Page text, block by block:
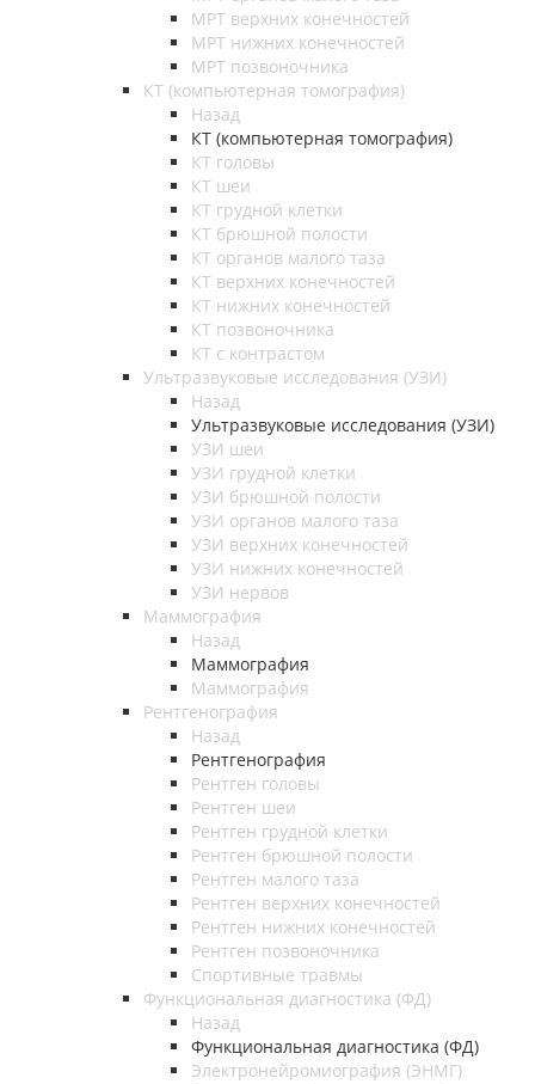
МРТ верхних конечностей
МРТ нижних конечностей
МРТ позвоночника
КТ (компьютерная томография)
Назад
КТ (компьютерная томография)
КТ головы
КТ шеи
КТ грудной клетки
КТ брюшной полости
КТ органов малого таза
КТ верхних конечностей
КТ нижних конечностей
КТ позвоночника
КТ с контрастом
Ультразвуковые исследования (УЗИ)
Назад
Ультразвуковые исследования (УЗИ)
УЗИ шеи
УЗИ грудной клетки
УЗИ брюшной полости
УЗИ органов малого таза
УЗИ верхних конечностей
УЗИ нижних конечностей
УЗИ нервов
Маммография
Назад
Маммография
Маммография
Рентгенография
Назад
Рентгенография
Рентген головы
Рентген шеи
Рентген грудной клетки
Рентген брюшной полости
Рентген малого таза
Рентген верхних конечностей
Рентген нижних конечностей
Рентген позвоночника
Спортивные травмы
Функциональная диагностика (ФД)
Назад
Функциональная диагностика (ФД)
Электронейромиография (ЭНМГ)